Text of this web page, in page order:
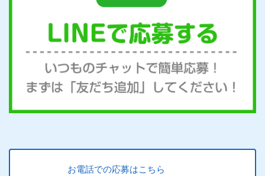
お電話での応募はこちら